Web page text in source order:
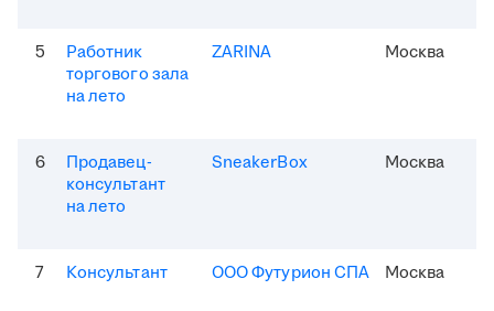
5
Работник
торгового зала
на лето
ZARINA Москва
6
Продавец-
консультант
на лето
SneakerBox Москва
7 Консультант ООО Футурион СПА Москва